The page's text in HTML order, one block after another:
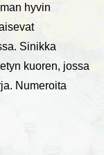
hyvin
Sinikka
kuoren, jossa
Numeroita